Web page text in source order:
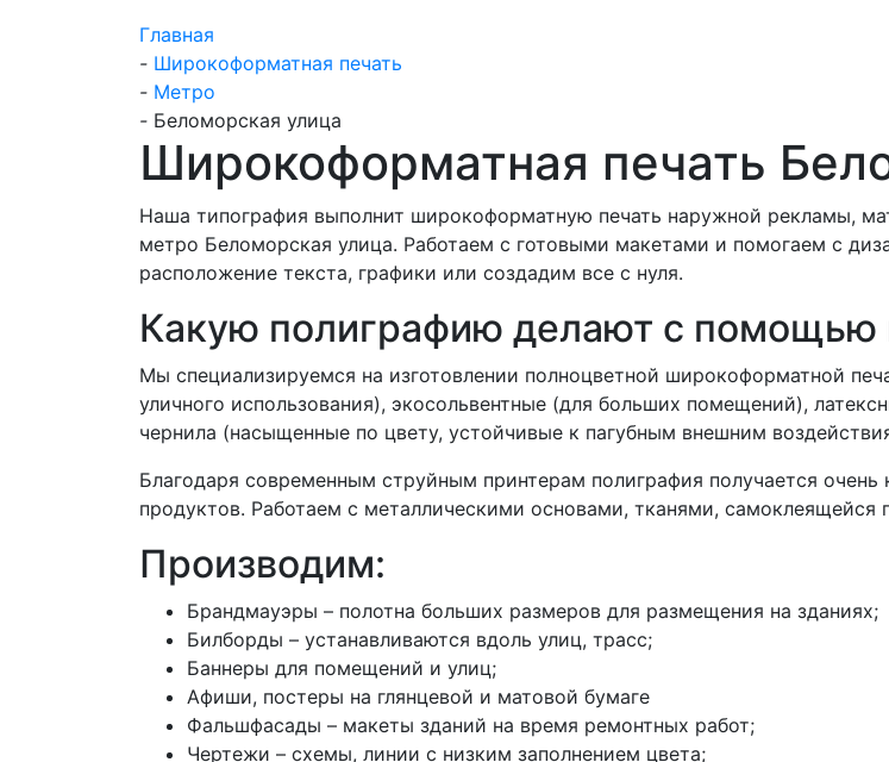
Главная
- Широкоформатная печать
- Метро
- Беломорская улица
Широкоформатная печать
Наша типография выполнит широкоформатную печать наружной рекламы,
метро Беломорская улица. Работаем с готовыми макетами и помогаем с
расположение текста, графики или создадим все с нуля.
Какую полиграфию делают с помощью
Мы специализируемся на изготовлении полноцветной широкоформатной
уличного использования), экосольвентные (для больших помещений),
чернила (насыщенные по цвету, устойчивые к пагубным внешним
Благодаря современным струйным принтерам полиграфия получается
продуктов. Работаем с металлическими основами, тканями, самоклеящейся
Производим:
Брандмауэры – полотна больших размеров для размещения на зданиях;
Билборды – устанавливаются вдоль улиц, трасс;
Баннеры для помещений и улиц;
Афиши, постеры на глянцевой и матовой бумаге
Фальшфасады – макеты зданий на время ремонтных работ;
Чертежи – схемы, линии с низким заполнением цвета;